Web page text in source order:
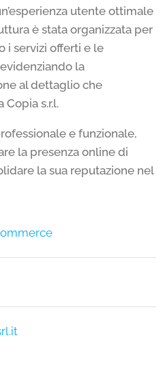
utente ottimale
è stata organizzata per
i servizi offerti e le
la
al dettaglio che
s.r.l.
e funzionale,
la presenza online di
la sua reputazione nel